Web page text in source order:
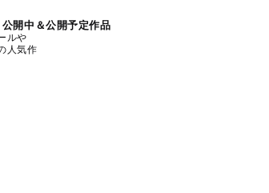
公開中＆公開予定作品
ルや
人気作